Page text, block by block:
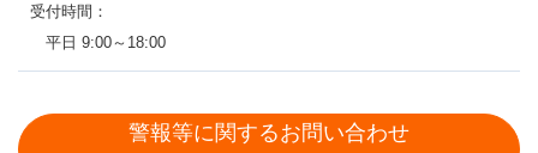
受付時間：
平日 9:00～18:00
警報等に関するお問い合わせ